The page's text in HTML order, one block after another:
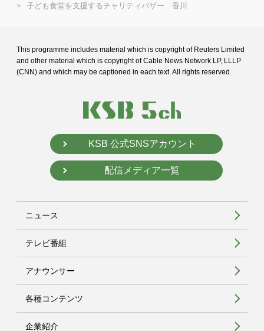
子ども食堂を支援するチャリティバザー 香川
This programme includes material which is copyright of Reuters Limited
and other material which is copyright of Cable News Network LP, LLLP
(CNN) and which may be captioned in each text. All rights reserved.
KSB 公式SNSアカウント
配信メディア一覧
ニュース
テレビ番組
アナウンサー
各種コンテンツ
企業紹介